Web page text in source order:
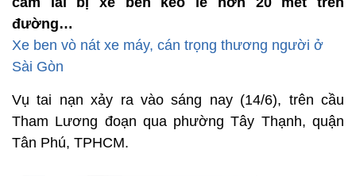
đường…
Xe ben vò nát xe máy, cán trọng thương người ở
Sài Gòn
Vụ tai nạn xảy ra vào sáng nay (14/6), trên cầu
Tham Lương đoạn qua phường Tây Thạnh, quận
Tân Phú, TPHCM.